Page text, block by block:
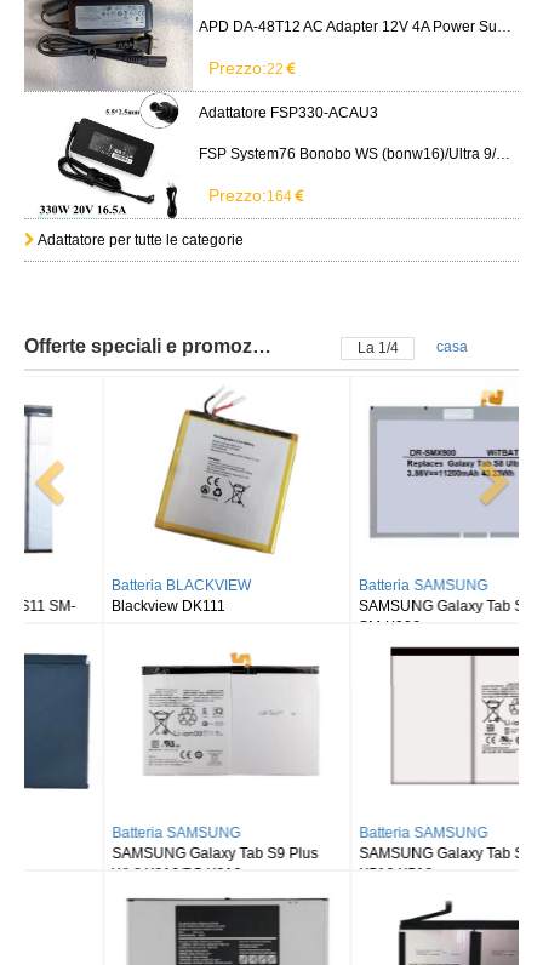
APD DA-48T12 AC Adapter 12V 4A Power Supply Cord
Prezzo:22
Adattatore FSP330-ACAU3
FSP System76 Bonobo WS (bonw16)/Ultra 9/RTX5090
Prezzo:164
Adattatore per tutte le categorie
Offerte speciali e promozioni La 2/4 casa
Batteria BLACKVIEW
Blackview DK111
Batteria SAMSUNG
SAMSUNG Galaxy Tab S8 Ultra
Batteria SAMSUNG
SAMSUNG Galaxy Tab S9 Plus
Wi-fi X810/5G X816
Batteria SAMSUNG
SAMSUNG Galaxy Tab S9FE X510